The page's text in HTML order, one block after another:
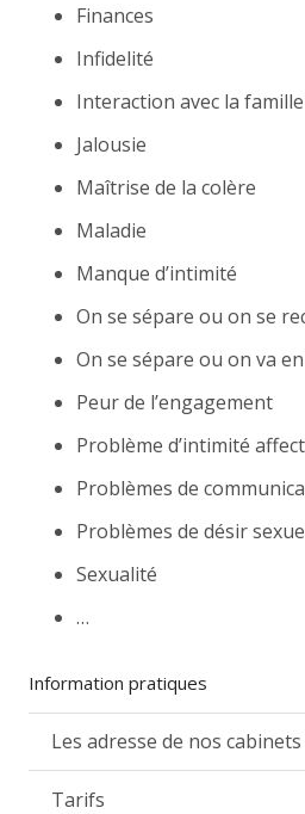
Finances
Infidelité
Interaction avec la
Jalousie
Maîtrise de la colère
Maladie
Manque d’intimité
On se sépare ou on se
On se sépare ou on va
Peur de l’engagement
Problème d’intimité
Problèmes de
Problèmes de désir
Sexualité
…
Information pratiques
Les adresse de nos cabinets
Tarifs